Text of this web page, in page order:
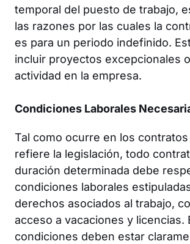
temporal del puesto de trabajo,
las razones por las cuales la
es para un periodo indefinido.
incluir proyectos excepcionales
actividad en la empresa.
Condiciones Laborales
Tal como ocurre en los
refiere la legislación, todo
duración determinada debe
condiciones laborales
derechos asociados al trabajo,
acceso a vacaciones y licencias.
condiciones deben estar